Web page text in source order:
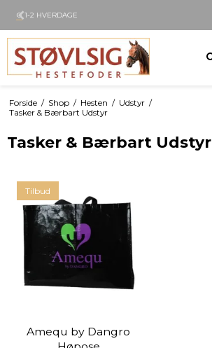
Forside / Shop / Hesten / Udstyr /
Tasker & Bærbart Udstyr
Tasker & Bærbart Udstyr
Tilbud
Amequ by Dangro